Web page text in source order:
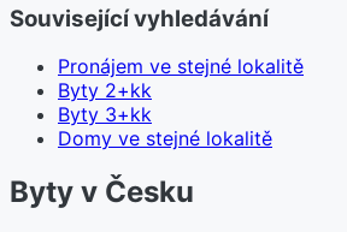
Související vyhledávání
Pronájem ve stejné lokalitě
Byty 2+kk
Byty 3+kk
Domy ve stejné lokalitě
Byty v Česku